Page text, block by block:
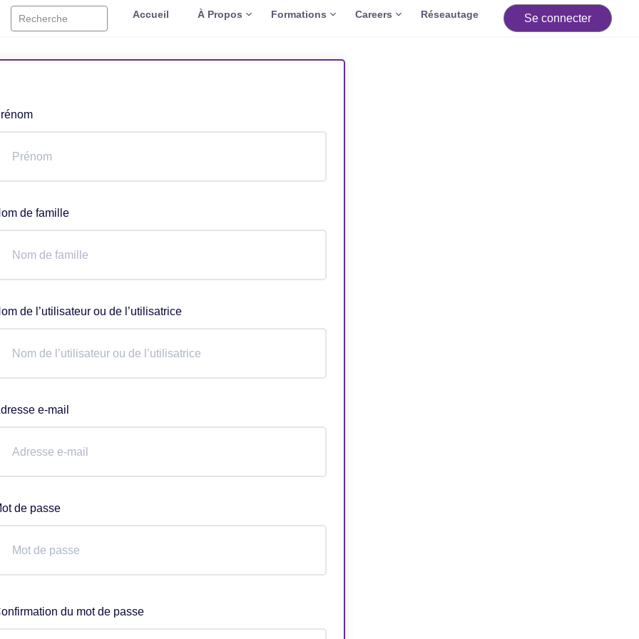
Recherche Accueil À Propos Formations Careers Réseautage Se connecter
de famille
de l’utilisateur ou de l’utilisatrice
e-mail
de passe
du mot de passe